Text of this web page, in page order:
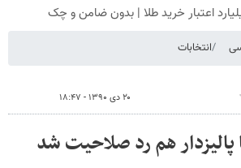
انتخابات
۲۰ دی ۱۳۹۰ - ۱۸:۴۷
پالیزدار هم رد صلاحیت شد